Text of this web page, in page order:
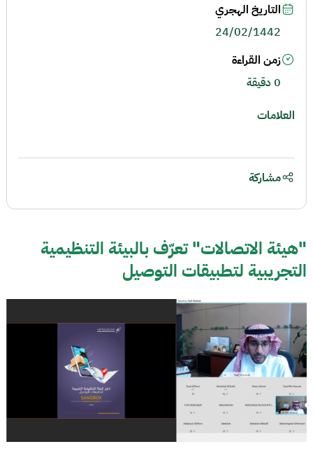
"هيئة الاتصالات" تعرّف بالبيئة التنظيمية
التجريبية لتطبيقات التوصيل
التاريخ الهجري
24/02/1442
زمن القراءة
0 دقيقة
العلامات
مشاركة